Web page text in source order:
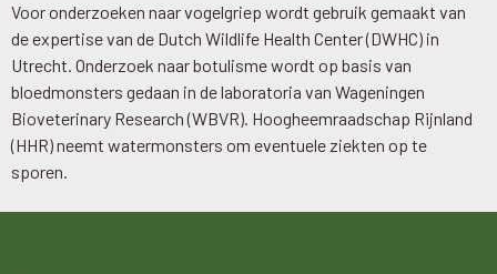
Voor onderzoeken naar vogelgriep wordt gebruik gemaakt van
de expertise van de Dutch Wildlife Health Center (DWHC) in
Utrecht. Onderzoek naar botulisme wordt op basis van
bloedmonsters gedaan in de laboratoria van Wageningen
Bioveterinary Research (WBVR). Hoogheemraadschap Rijnland
(HHR) neemt watermonsters om eventuele ziekten op te
sporen.